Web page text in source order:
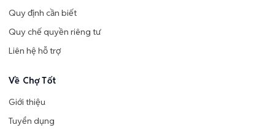
Quy định cần biết
Quy chế quyền riêng tư
Liên hệ hỗ trợ
Về Chợ Tốt
Giới thiệu
Tuyển dụng